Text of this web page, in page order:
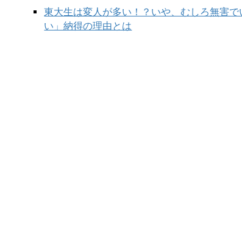
東大生は変人が多い！？いや、むしろ無害
い」納得の理由とは